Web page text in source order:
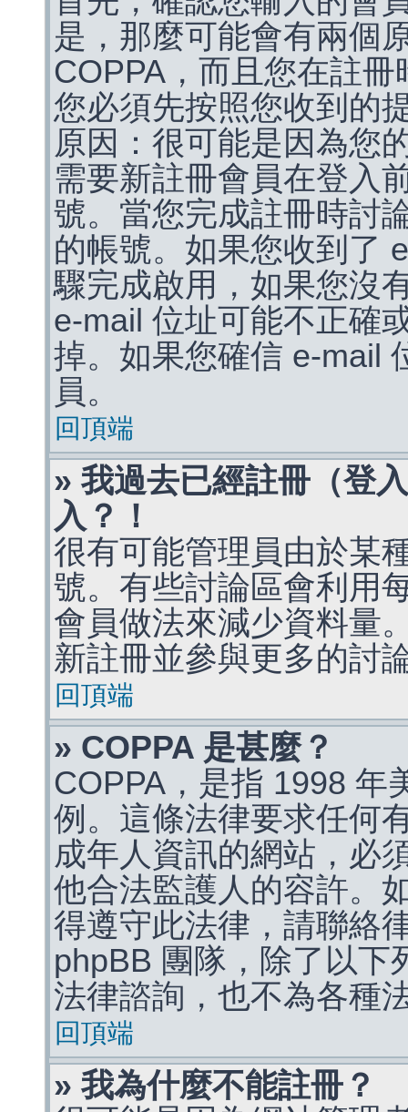
是，那麼可能會有兩個
COPPA，而且您在註
您必須先按照您收到的
原因：很可能是因為您
需要新註冊會員在登入
號。當您完成註冊時討
的帳號。如果您收到了
驟完成啟用，如果您沒
e-mail 位址可能不正確
掉。如果您確信 e-mail
員。
回頂端
» 我過去已經註冊（登
入？！
很有可能管理員由於某
號。有些討論區會利用
會員做法來減少資料量
新註冊並參與更多的討
回頂端
» COPPA 是甚麼？
COPPA，是指 1998 年
例。這條法律要求任何
成年人資訊的網站，必
他合法監護人的容許。
得遵守此法律，請聯絡
phpBB 團隊，除了以下
法律諮詢，也不為各種
回頂端
» 我為什麼不能註冊？